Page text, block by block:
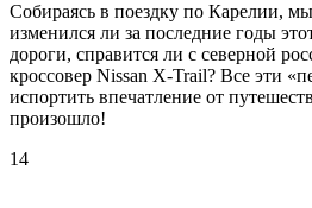
Собираясь в поездку по Карелии,
изменился ли за последние годы
дороги, справится ли с северной
кроссовер Nissan X-Trail? Все эти
испортить впечатление от
произошло!
14